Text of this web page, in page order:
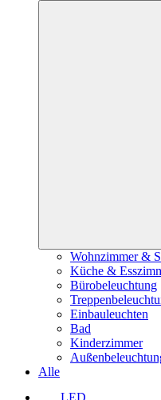
Wohnzimmer &
Küche &
Bürobeleuchtung
Einbauleuchten
Bad
Kinderzimmer
Alle
LED